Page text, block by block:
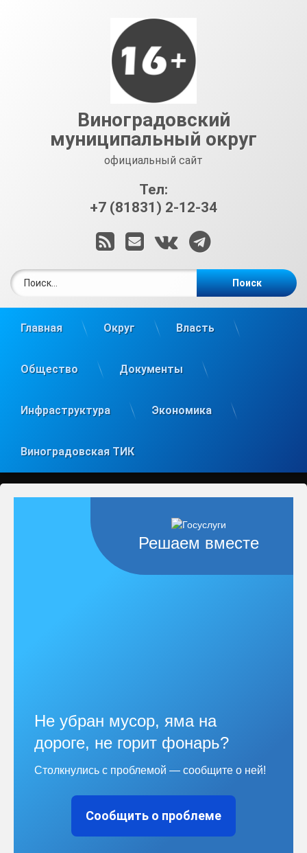
Виноградовский
муниципальный округ
официальный сайт
Тел:
+7 (81831) 2-12-34
RSSE-mailВКонтакте
Telegram
Главная Округ Власть
Общество Документы
Инфраструктура Экономика
Виноградовская ТИК
Решаем вместе
Не убран мусор, яма на
дороге, не горит фонарь?
Столкнулись с проблемой — сообщите о ней!
Сообщить о проблеме